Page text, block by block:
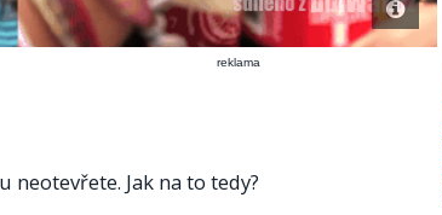
reklama
neotevřete. Jak na to tedy?